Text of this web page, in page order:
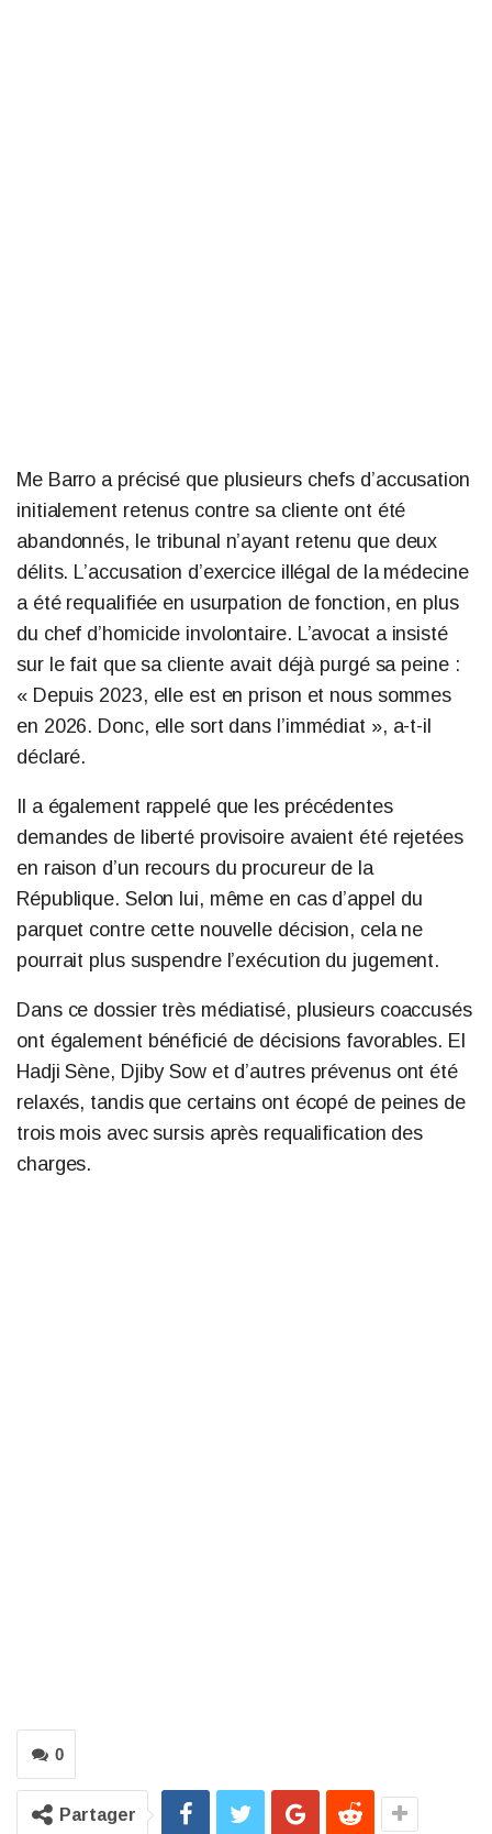
Me Barro a précisé que plusieurs chefs d’accusation
initialement retenus contre sa cliente ont été
abandonnés, le tribunal n’ayant retenu que deux
délits. L’accusation d’exercice illégal de la médecine
a été requalifiée en usurpation de fonction, en plus
du chef d’homicide involontaire. L’avocat a insisté
sur le fait que sa cliente avait déjà purgé sa peine :
« Depuis 2023, elle est en prison et nous sommes
en 2026. Donc, elle sort dans l’immédiat », a-t-il
déclaré.
Il a également rappelé que les précédentes
demandes de liberté provisoire avaient été rejetées
en raison d’un recours du procureur de la
République. Selon lui, même en cas d’appel du
parquet contre cette nouvelle décision, cela ne
pourrait plus suspendre l’exécution du jugement.
Dans ce dossier très médiatisé, plusieurs coaccusés
ont également bénéficié de décisions favorables. El
Hadji Sène, Djiby Sow et d’autres prévenus ont été
relaxés, tandis que certains ont écopé de peines de
trois mois avec sursis après requalification des
charges.
0
Partager